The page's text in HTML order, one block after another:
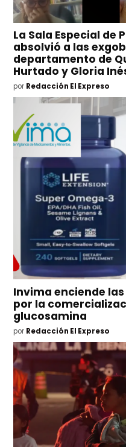
La Sala Especial de
absolvió a las
departamento de
Hurtado y Gloria
por Redacción El Expreso
Invima enciende
por la
glucosamina
por Redacción El Expreso